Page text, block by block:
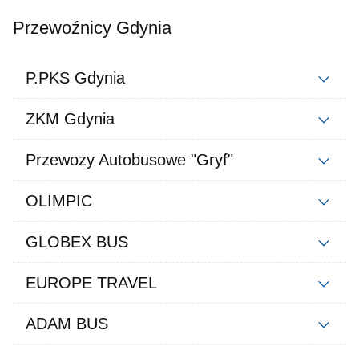
Przewoźnicy Gdynia
P.PKS Gdynia
ZKM Gdynia
Przewozy Autobusowe "Gryf"
OLIMPIC
GLOBEX BUS
EUROPE TRAVEL
ADAM BUS